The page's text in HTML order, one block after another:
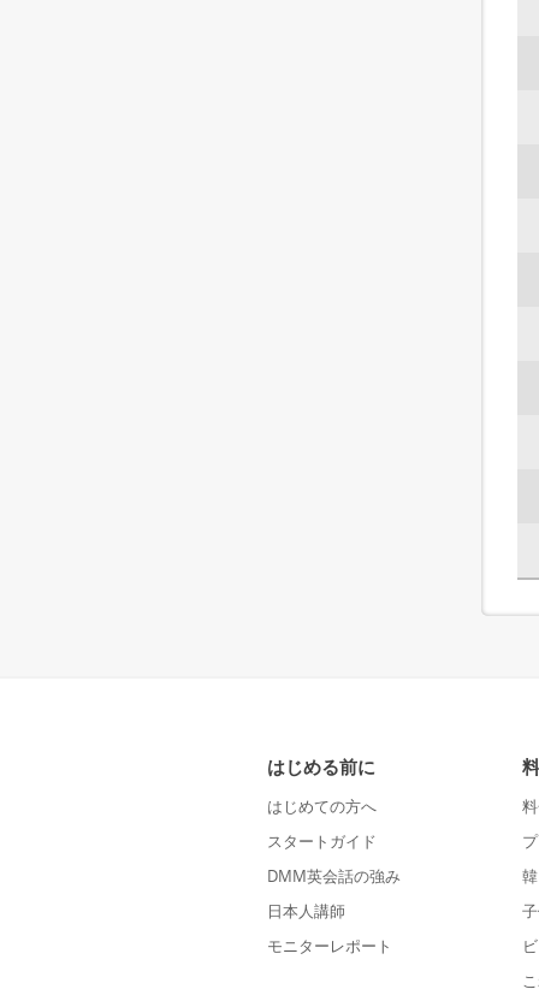
はじめる前に
はじめての方へ
スタートガイド
DMM英会話の強み
日本人講師
モニターレポート